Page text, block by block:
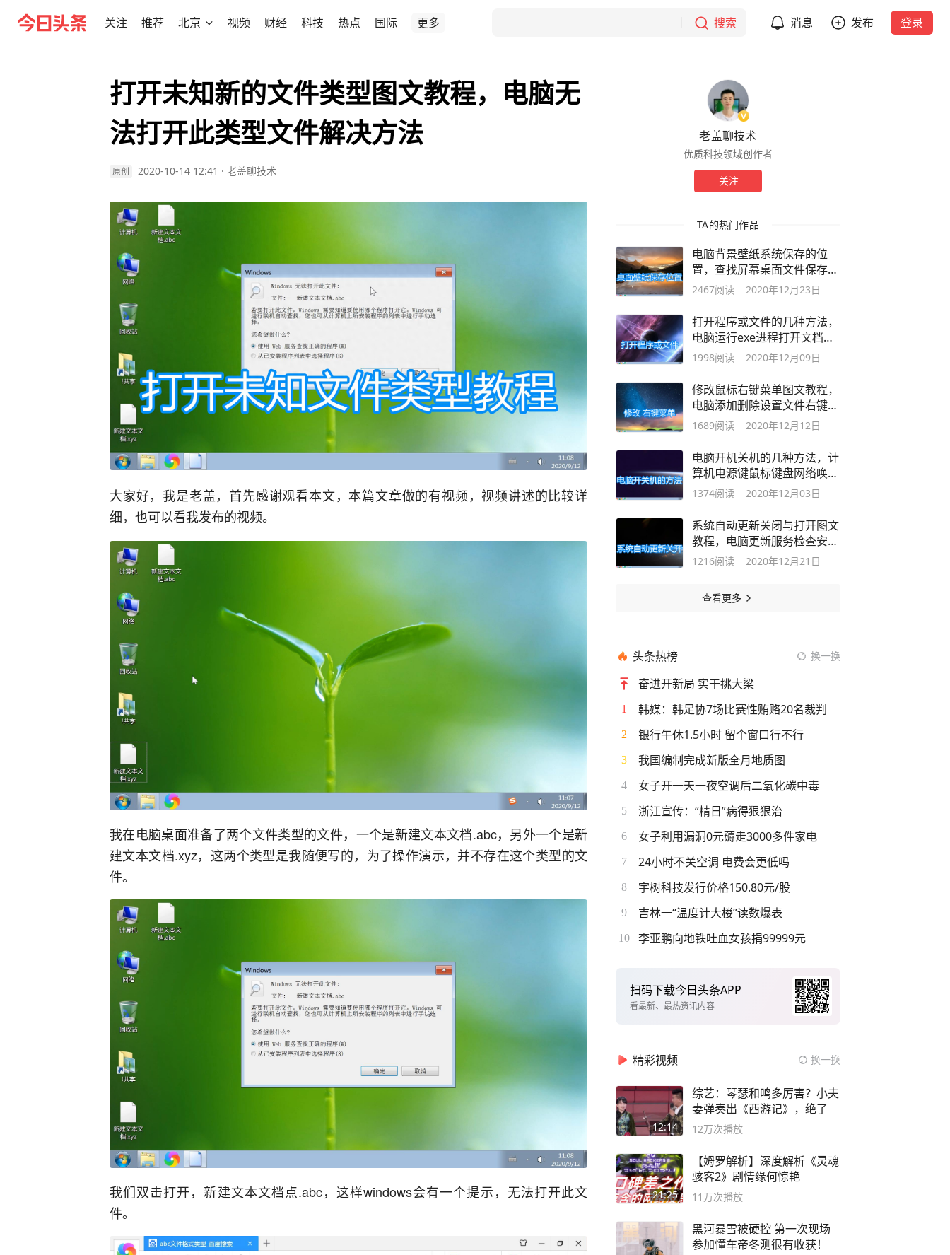
关注 推荐 北京 视频 财经 科技 热点 国际 更多 搜索 消息 发布 登录
打开未知新的文件类型图文教程，电脑无
法打开此类型文件解决方法
原创 2020-10-14 12:41 · 老盖聊技术
大家好，我是老盖，首先感谢观看本文，本篇文章做的有视频，视频讲述的比较详
细，也可以看我发布的视频。
我在电脑桌面准备了两个文件类型的文件，一个是新建文本文档.abc，另外一个是新
建文本文档.xyz，这两个类型是我随便写的，为了操作演示，并不存在这个类型的文
件。
我们双击打开，新建文本文档点.abc，这样windows会有一个提示，无法打开此文
件。
老盖聊技术
优质科技领域创作者
关注
TA的热门作品
电脑背景壁纸系统保存的位
置，查找屏幕桌面文件保存的
路径教程
2467阅读 2020年12月23日
打开程序或文件的几种方法，
电脑运行exe进程打开文档图
文教程
1998阅读 2020年12月09日
修改鼠标右键菜单图文教程，
电脑添加删除设置文件右键菜
单程序
1689阅读 2020年12月12日
电脑开机关机的几种方法，计
算机电源键鼠标键盘网络唤醒
图文教程
1374阅读 2020年12月03日
系统自动更新关闭与打开图文
教程，电脑更新服务检查安装
漏洞补丁
1216阅读 2020年12月21日
查看更多
头条热榜 换一换
奋进开新局 实干挑大梁
1 韩媒：韩足协7场比赛性贿赂20名裁判
2 银行午休1.5小时 留个窗口行不行
3 我国编制完成新版全月地质图
4 女子开一天一夜空调后二氧化碳中毒
5 浙江宣传：“精日”病得狠狠治
6 女子利用漏洞0元薅走3000多件家电
7 24小时不关空调 电费会更低吗
8 宇树科技发行价格150.80元/股
9 吉林一“温度计大楼”读数爆表
10 李亚鹏向地铁吐血女孩捐99999元
扫码下载今日头条APP
看最新、最热资讯内容
精彩视频 换一换
12:14
综艺：琴瑟和鸣多厉害？小夫
妻弹奏出《西游记》，绝了
12万次播放
21:25
【姆罗解析】深度解析《灵魂
骇客2》剧情缘何惊艳
11万次播放
黑河暴雪被硬控 第一次现场
参加懂车帝冬测很有收获！